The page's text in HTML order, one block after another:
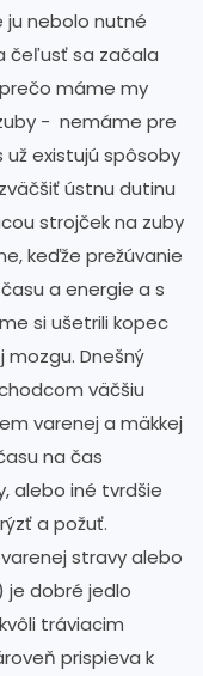
nebolo nutné
čeľusť sa začala
máme my
- nemáme pre
existujú spôsoby
ústnu dutinu
strojček na zuby
keďže prežúvanie
a energie a s
si ušetrili kopec
mozgu. Dnešný
väčšiu
varenej a mäkkej
na čas
alebo iné tvrdšie
a požuť.
stravy alebo
je dobré jedlo
tráviacim
prispieva k